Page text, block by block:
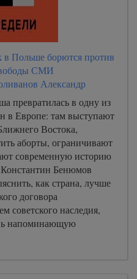
в Польше борются против
СМИ
Александр
превратилась в одну из
в Европе: там выступают
Востока,
аборты, ограничивают
современную историю
Бенюмов
как страна, лучше
договора
советского наследия,
напоминающую